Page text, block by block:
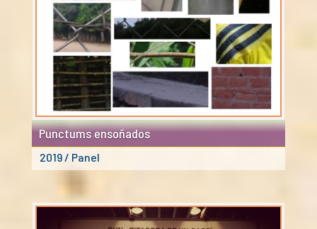
Punctums ensoñados
2019 / Panel